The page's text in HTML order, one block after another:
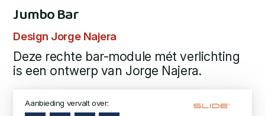
Jumbo Bar
Design Jorge Najera
Deze rechte bar-module mét verlichting
is een ontwerp van Jorge Najera.
Aanbieding vervalt over: